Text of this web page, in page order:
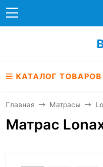
КАТАЛОГ ТОВАРОВ
Главная Матрасы
Матрас